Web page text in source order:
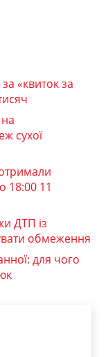
«квиток за
сухої
18:00 11
ДТП із
обмеження
для чого